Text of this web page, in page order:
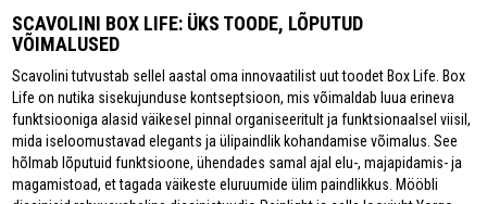
SCAVOLINI BOX LIFE: ÜKS TOODE, LÕPUTUD
VÕIMALUSED
Scavolini tutvustab sellel aastal oma innovaatilist uut toodet Box Life. Box
Life on nutika sisekujunduse kontseptsioon, mis võimaldab luua erineva
funktsiooniga alasid väikesel pinnal organiseeritult ja funktsionaalsel viisil,
mida iseloomustavad elegants ja ülipaindlik kohandamise võimalus. See
hõlmab lõputuid funktsioone, ühendades samal ajal elu-, majapidamis- ja
magamistoad, et tagada väikeste eluruumide ülim paindlikkus. Mööbli